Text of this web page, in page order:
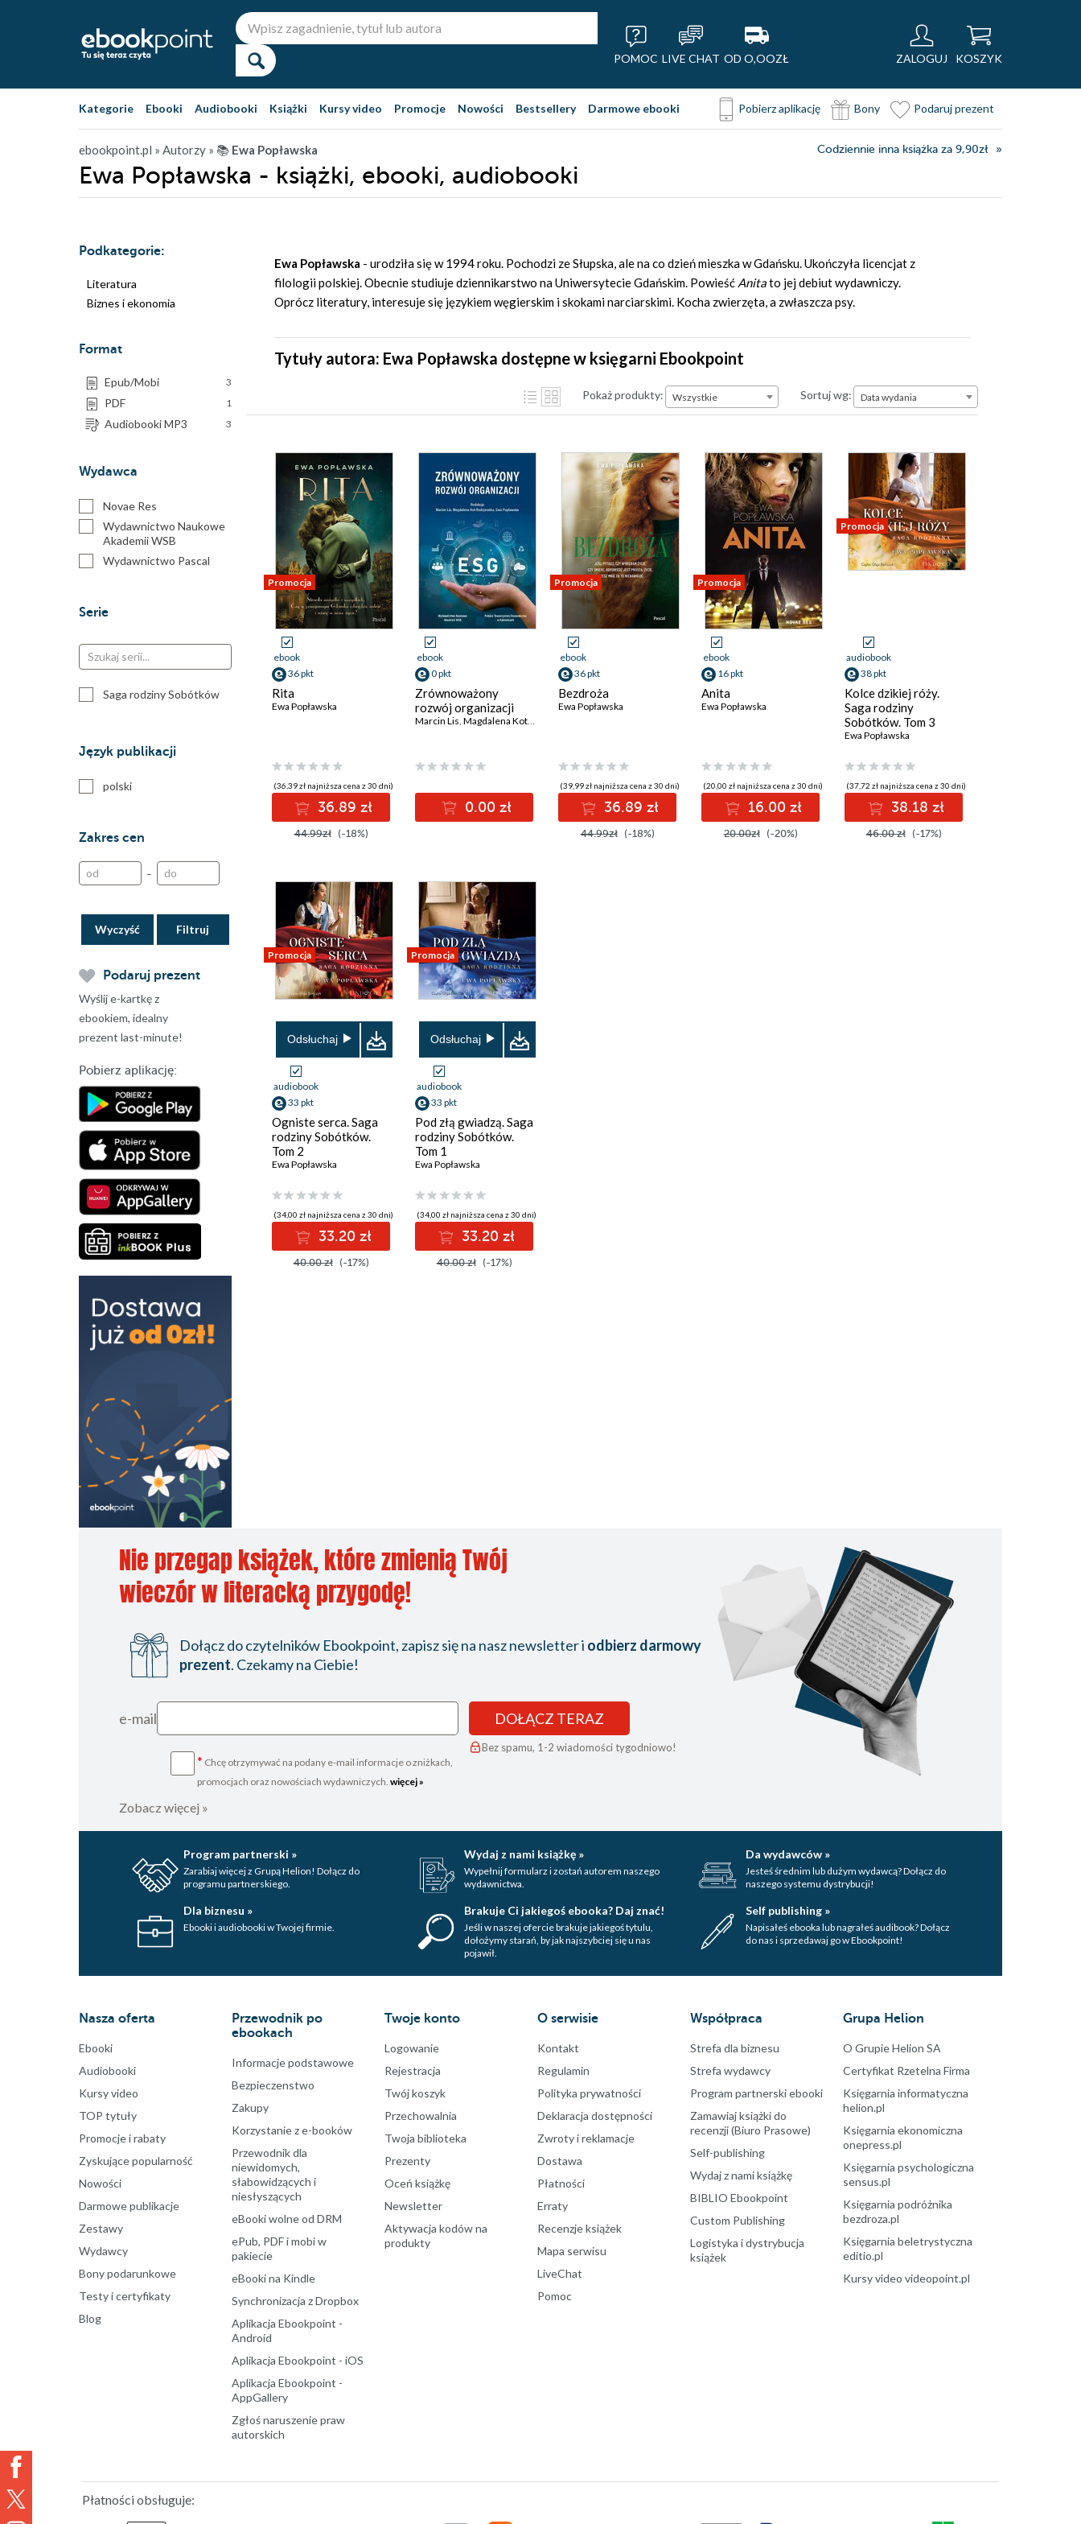
POMOC LIVE CHAT OD O,OOZŁ ZALOGUJ KOSZYK
Kategorie Ebooki Audiobooki Książki Kursy video Promocje Nowości Bestsellery Darmowe ebooki Pobierz aplikację Bony Podaruj prezent
ebookpoint.pl » Autorzy » 📚 Ewa Popławska Codziennie inna książka za 9,90zł
Ewa Popławska - książki, ebooki, audiobooki
Podkategorie:
Literatura
Biznes i ekonomia
Format
Epub/Mobi 3
PDF 1
Audiobooki MP3 3
Wydawca
Novae Res
Wydawnictwo Naukowe
Akademii WSB
Wydawnictwo Pascal
Serie
Saga rodziny Sobótków
Język publikacji
polski
Zakres cen
–
Wyczyść
Podaruj prezent
Wyślij e-kartkę z
ebookiem, idealny
prezent last-minute!
Pobierz aplikację:
Ewa Popławska - urodziła się w 1994 roku. Pochodzi ze Słupska, ale na co dzień mieszka w Gdańsku. Ukończyła licencjat z
filologii polskiej. Obecnie studiuje dziennikarstwo na Uniwersytecie Gdańskim. Powieść Anitato jej debiut wydawniczy.
Oprócz literatury, interesuje się językiem węgierskim i skokami narciarskimi. Kocha zwierzęta, a zwłaszcza psy.
Tytuły autora: Ewa Popławska dostępne w księgarni Ebookpoint
Pokaż produkty: Wszystkie Sortuj wg:Data wydania
Data wydania
Promocja
ebook
36 pkt
Rita
Ewa Popławska
(36,39 zł najniższa cena z 30 dni)
36.89 zł
44.99zł (-18%)
ebook
0 pkt
Zrównoważony
rozwój organizacji
Marcin Lis, Magdalena Kot-Radojewska
0.00 zł
Promocja
ebook
36 pkt
Bezdroża
Ewa Popławska
(39,99 zł najniższa cena z 30 dni)
36.89 zł
44.99zł (-18%)
Promocja
ebook
16 pkt
Anita
Ewa Popławska
(20,00 zł najniższa cena z 30 dni)
16.00 zł
20.00zł (-20%)
Promocja
audiobook
38 pkt
Kolce dzikiej róży.
Saga rodziny
Sobótków. Tom 3
Ewa Popławska
(37,72 zł najniższa cena z 30 dni)
38.18 zł
46.00 zł (-17%)
Promocja
Odsłuchaj
audiobook
33 pkt
Ogniste serca. Saga
rodziny Sobótków.
Tom 2
Ewa Popławska
(34,00 zł najniższa cena z 30 dni)
33.20 zł
40.00 zł (-17%)
Promocja
Odsłuchaj
audiobook
33 pkt
Pod złą gwiadzą. Saga
rodziny Sobótków.
Tom 1
Ewa Popławska
(34,00 zł najniższa cena z 30 dni)
33.20 zł
40.00 zł (-17%)
Nie przegap książek, które zmienią Twój
wieczór w literacką przygodę!
Dołącz do czytelników Ebookpoint, zapisz się na nasz newsletter i odbierz darmowy
prezent. Czekamy na Ciebie!
e-mail
* Chcę otrzymywać na podany e-mail informacje o zniżkach,
promocjach oraz nowościach wydawniczych. więcej »
DOŁĄCZ TERAZ
Bez spamu, 1-2 wiadomości tygodniowo!
Zobacz więcej »
Program partnerski »
Zarabiaj więcej z Grupą Helion! Dołącz do
programu partnerskiego.
Wydaj z nami książkę »
Wypełnij formularz i zostań autorem naszego
wydawnictwa.
Da wydawców »
Jesteś średnim lub dużym wydawcą? Dołącz do
naszego systemu dystrybucji!
Dla biznesu »
Ebooki i audiobooki w Twojej firmie.
Brakuje Ci jakiegoś ebooka? Daj znać!
Jeśli w naszej ofercie brakuje jakiegoś tytulu,
dołożymy starań, by jak najszybciej się u nas
pojawił.
Self publishing »
Napisałeś ebooka lub nagrałeś audibook? Dołącz
do nas i sprzedawaj go w Ebookpoint!
Nasza oferta
Ebooki
Audiobooki
Kursy video
TOP tytuły
Promocje i rabaty
Zyskujące popularność
Nowości
Darmowe publikacje
Zestawy
Wydawcy
Bony podarunkowe
Testy i certyfikaty
Blog
Przewodnik po
ebookach
Informacje podstawowe
Bezpieczenstwo
Zakupy
Korzystanie z e-booków
Przewodnik dla
niewidomych,
słabowidzących i
niesłyszących
eBooki wolne od DRM
ePub, PDF i mobi w
pakiecie
eBooki na Kindle
Synchronizacja z Dropbox
Aplikacja Ebookpoint -
Android
Aplikacja Ebookpoint - iOS
Aplikacja Ebookpoint -
AppGallery
Zgłoś naruszenie praw
autorskich
Twoje konto
Logowanie
Rejestracja
Twój koszyk
Przechowalnia
Twoja biblioteka
Prezenty
Oceń książkę
Newsletter
Aktywacja kodów na
produkty
O serwisie
Kontakt
Regulamin
Polityka prywatności
Deklaracja dostępności
Zwroty i reklamacje
Dostawa
Płatności
Erraty
Recenzje książek
Mapa serwisu
LiveChat
Pomoc
Współpraca
Strefa dla biznesu
Strefa wydawcy
Program partnerski ebooki
Zamawiaj książki do
recenzji (Biuro Prasowe)
Self-publishing
Wydaj z nami książkę
BIBLIO Ebookpoint
Custom Publishing
Logistyka i dystrybucja
książek
Grupa Helion
O Grupie Helion SA
Certyfikat Rzetelna Firma
Księgarnia informatyczna
helion.pl
Księgarnia ekonomiczna
onepress.pl
Księgarnia psychologiczna
sensus.pl
Księgarnia podróżnika
bezdroza.pl
Księgarnia beletrystyczna
editio.pl
Kursy video videopoint.pl
Płatności obsługuje: